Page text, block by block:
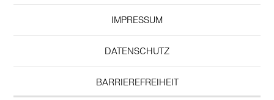
IMPRESSUM
DATENSCHUTZ
BARRIEREFREIHEIT